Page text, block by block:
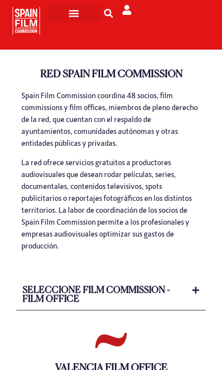
RED SPAIN FILM COMMISSION
Spain Film Commission coordina 48 socios, film
commissions y film offices, miembros de pleno derecho
de la red, que cuentan con el respaldo de
ayuntamientos, comunidades autónomas y otras
entidades públicas y privadas.
La red ofrece servicios gratuitos a productores
audiovisuales que desean rodar películas, series,
documentales, contenidos televisivos, spots
publicitarios o reportajes fotográficos en los distintos
territorios. La labor de coordinación de los socios de
Spain Film Commission permite a los profesionales y
empresas audiovisuales optimizar sus gastos de
producción.
SELECCIONE FILM COMMISSION -
FILM OFFICE
VALENCIA FILM OFFICE